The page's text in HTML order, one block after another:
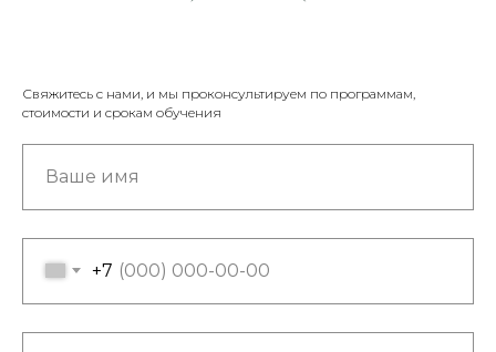
Свяжитесь с нами, и мы проконсультируем по программам,
стоимости и срокам обучения
+7